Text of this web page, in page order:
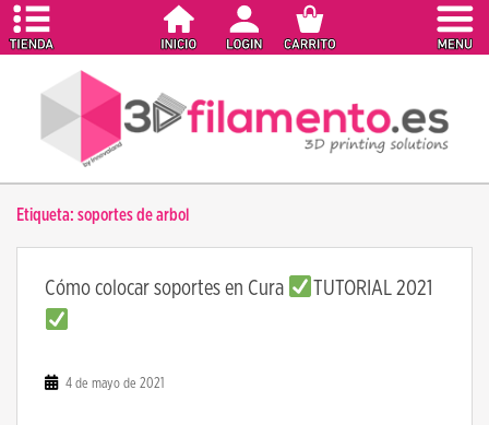
Etiqueta: soportes de arbol
Cómo colocar soportes en Cura TUTORIAL 2021
4 de mayo de 2021